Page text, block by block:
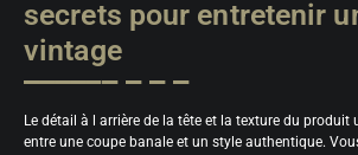
secrets pour entretenir
vintage
Le détail à l arrière de la tête et la texture du
entre une coupe banale et un style authentique.